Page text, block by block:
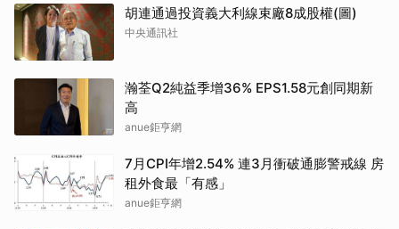
胡連通過投資義大利線束廠8成股權(圖)
中央通訊社
瀚荃Q2純益季增36% EPS1.58元創同期新
高
anue鉅亨網
7月CPI年增2.54% 連3月衝破通膨警戒線 房
租外食最「有感」
anue鉅亨網